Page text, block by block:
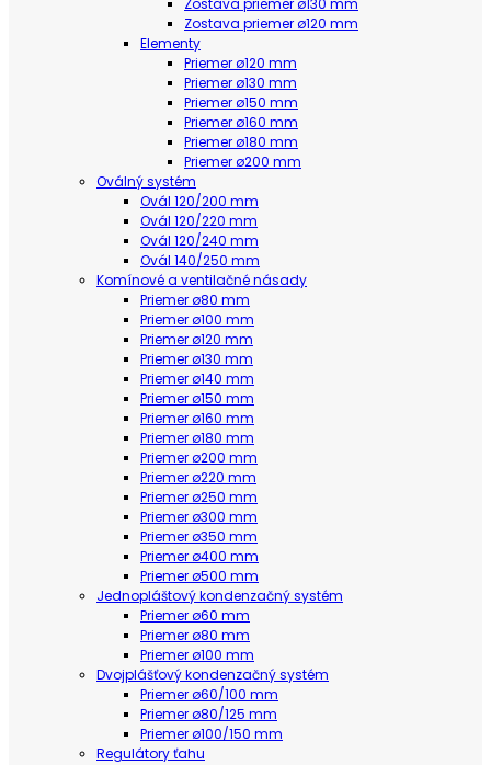
Zostava priemer ø130 mm
Zostava priemer ø120 mm
Elementy
Priemer ø120 mm
Priemer ø130 mm
Priemer ø150 mm
Priemer ø160 mm
Priemer ø180 mm
Priemer ø200 mm
Oválný systém
Ovál 120/200 mm
Ovál 120/220 mm
Ovál 120/240 mm
Ovál 140/250 mm
Komínové a ventilačné násady
Priemer ø80 mm
Priemer ø100 mm
Priemer ø120 mm
Priemer ø130 mm
Priemer ø140 mm
Priemer ø150 mm
Priemer ø160 mm
Priemer ø180 mm
Priemer ø200 mm
Priemer ø220 mm
Priemer ø250 mm
Priemer ø300 mm
Priemer ø350 mm
Priemer ø400 mm
Priemer ø500 mm
Jednopláštový kondenzačný systém
Priemer ø60 mm
Priemer ø80 mm
Priemer ø100 mm
Dvojplášťový kondenzačný systém
Priemer ø60/100 mm
Priemer ø80/125 mm
Priemer ø100/150 mm
Regulátory ťahu